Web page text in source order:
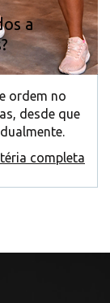
a
ordem no
desde que
completa